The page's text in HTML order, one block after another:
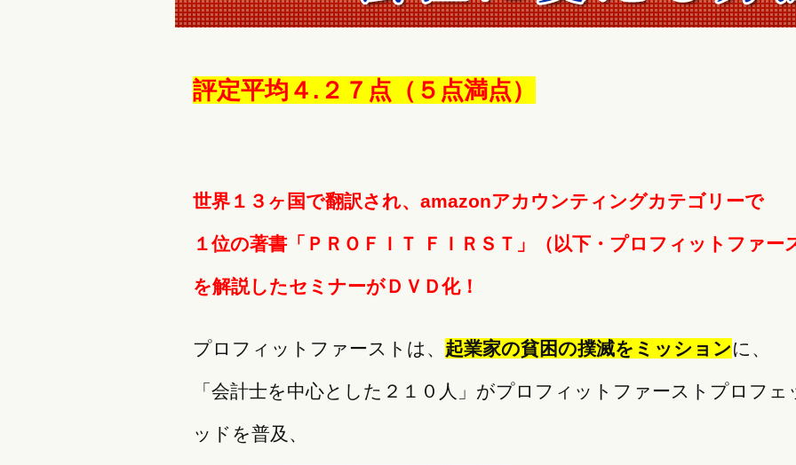
評定平均４.２７点（５点満点）
世界１３ヶ国で翻訳され、amazonアカウンティングカテゴリーで
１位の著書「ＰＲＯＦＩＴ ＦＩＲＳＴ」（以下・プロフィットファー
を解説したセミナーがＤＶＤ化！
プロフィットファーストは、 起業家の貧困の撲滅をミッションに、
「会計士を中心とした２１０人」がプロフィットファーストプロフ
ッドを普及、